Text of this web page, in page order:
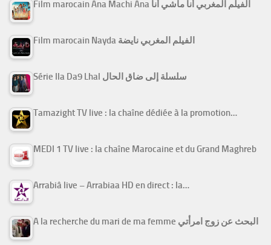
Film marocain Ana Machi Ana الفيلم المغربي أنا ماشي أنا
Film marocain Nayda الفيلم المغربي نايضة
Série Ila Da9 Lhal سلسلة إلى ضاق الحال
Tamazight TV live : la chaîne dédiée à la promotion…
MEDI 1 TV live : la chaîne Marocaine et du Grand Maghreb
Arrabiâ live – Arrabiaa HD en direct : la…
A la recherche du mari de ma femme البحث عن زوج امرأتي